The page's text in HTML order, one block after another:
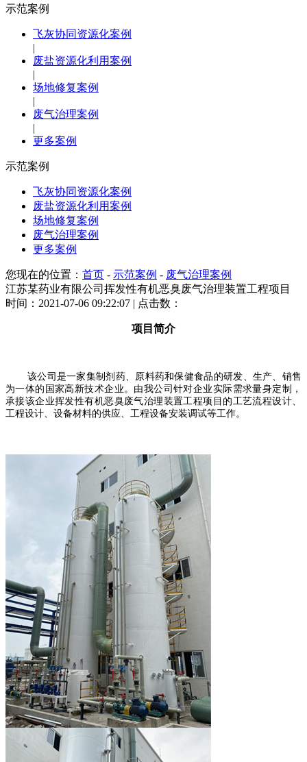
示范案例
飞灰协同资源化案例
|
废盐资源化利用案例
|
场地修复案例
|
废气治理案例
|
更多案例
示范案例
飞灰协同资源化案例
废盐资源化利用案例
场地修复案例
废气治理案例
更多案例
您现在的位置： 首页 - 示范案例 - 废气治理案例
江苏某药业有限公司挥发性有机恶臭废气治理装置工程项目
时间：2021-07-06 09:22:07 | 点击数：
项目简介
该公司是一家集制剂药、原料药和保健食品的研发、生产、销售
为一体的国家高新技术企业。由我公司针对企业实际需求量身定制，
承接该企业挥发性有机恶臭废气治理装置工程项目的工艺流程设计、
工程设计、设备材料的供应、工程设备安装调试等工作。